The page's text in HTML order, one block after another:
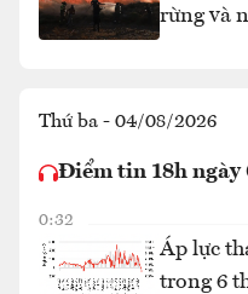
rừng và
Thứ ba - 04/08/2026
Điểm tin 18h ngày
0:32
Áp lực
trong 6